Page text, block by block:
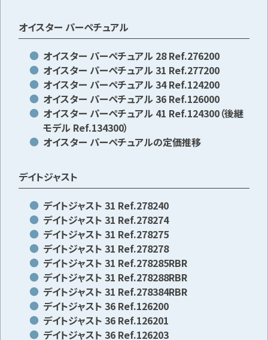
オイスター パーペチュアル
オイスター パーペチュアル 28 Ref.276200
オイスター パーペチュアル 31 Ref.277200
オイスター パーペチュアル 34 Ref.124200
オイスター パーペチュアル 36 Ref.126000
オイスター パーペチュアル 41 Ref.124300（後継
モデル Ref.134300）
オイスター パーペチュアルの定価推移
デイトジャスト
デイトジャスト 31 Ref.278240
デイトジャスト 31 Ref.278274
デイトジャスト 31 Ref.278275
デイトジャスト 31 Ref.278278
デイトジャスト 31 Ref.278285RBR
デイトジャスト 31 Ref.278288RBR
デイトジャスト 31 Ref.278384RBR
デイトジャスト 36 Ref.126200
デイトジャスト 36 Ref.126201
デイトジャスト 36 Ref.126203